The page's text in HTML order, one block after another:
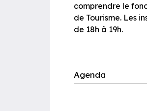
comprendre le
de Tourisme. Les
de 18h à 19h.
Agenda